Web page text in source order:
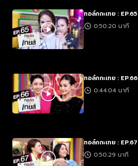
ทอล์กกะเทย : EP.65
0:50:20 นาที
ทอล์กกะเทย : EP.66
0:44:04 นาที
ทอล์กกะเทย : EP.67
0:50:29 นาที